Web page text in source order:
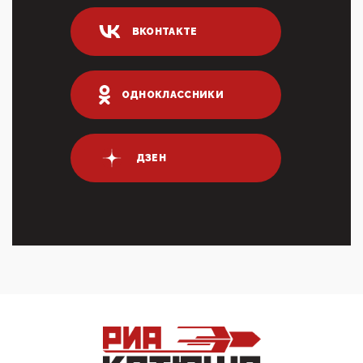
ИНН для переводов по СБП это первый шаг из
логических двухЗаполнение ИНН при любых
переводах по ...
03:35, 10 Апреля 2026
Суммарное вознаграждение менеджменту в 15
крупных банках по итогам 2025 года превысило 63
млрд руб. ...
03:01, 10 Апреля 2026
Террорист и убийца Буданов вальяжно сообщил,
что союзники просили Киев не наносить удары по
энергети...
Госуслугах уме...
12:01, 10 Апреля 2026
ВКОНТАКТЕ
ОДНОКЛАССНИКИ
ДЗЕН